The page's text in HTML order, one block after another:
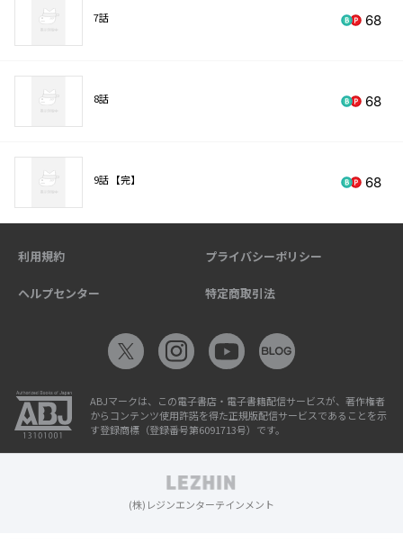
7話 68
8話 68
9話 【完】 68
利用規約 プライバシーポリシー
ヘルプセンター 特定商取引法
ABJマークは、この電子書店・電子書籍配信サービスが、著作権者
からコンテンツ使用許諾を得た正規版配信サービスであることを示
す登録商標（登録番号第6091713号）です。
(株)レジンエンターテインメント